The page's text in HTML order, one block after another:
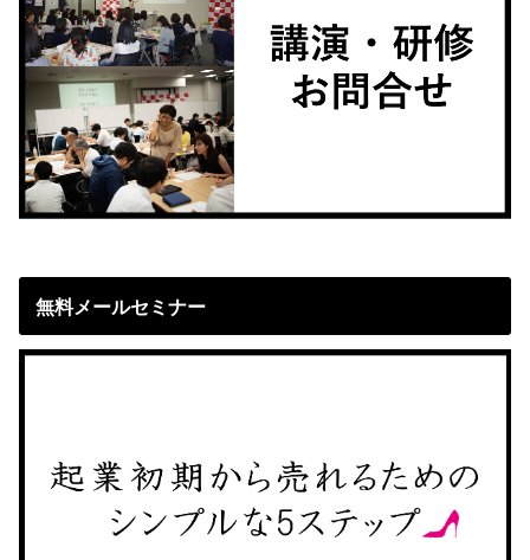
無料メールセミナー